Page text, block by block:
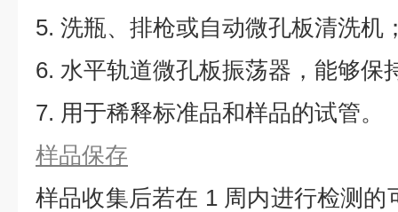
5. 洗瓶、排枪或自动微孔板清洗机
6. 水平轨道微孔板振荡器，能够保
7. 用于稀释标准品和样品的试管。
样品保存
样品收集后若在 1 周内进行检测